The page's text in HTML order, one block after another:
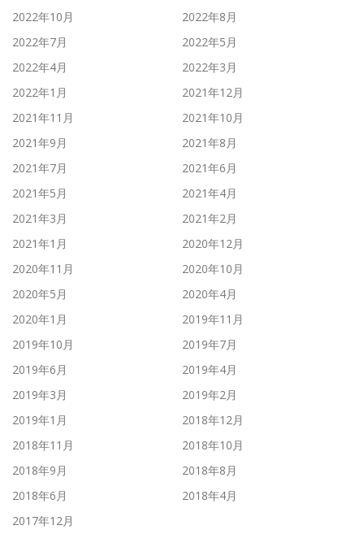
2022年10月
2022年8月
2022年7月
2022年5月
2022年4月
2022年3月
2022年1月
2021年12月
2021年11月
2021年10月
2021年9月
2021年8月
2021年7月
2021年6月
2021年5月
2021年4月
2021年3月
2021年2月
2021年1月
2020年12月
2020年11月
2020年10月
2020年5月
2020年4月
2020年1月
2019年11月
2019年10月
2019年7月
2019年6月
2019年4月
2019年3月
2019年2月
2019年1月
2018年12月
2018年11月
2018年10月
2018年9月
2018年8月
2018年6月
2018年4月
2017年12月